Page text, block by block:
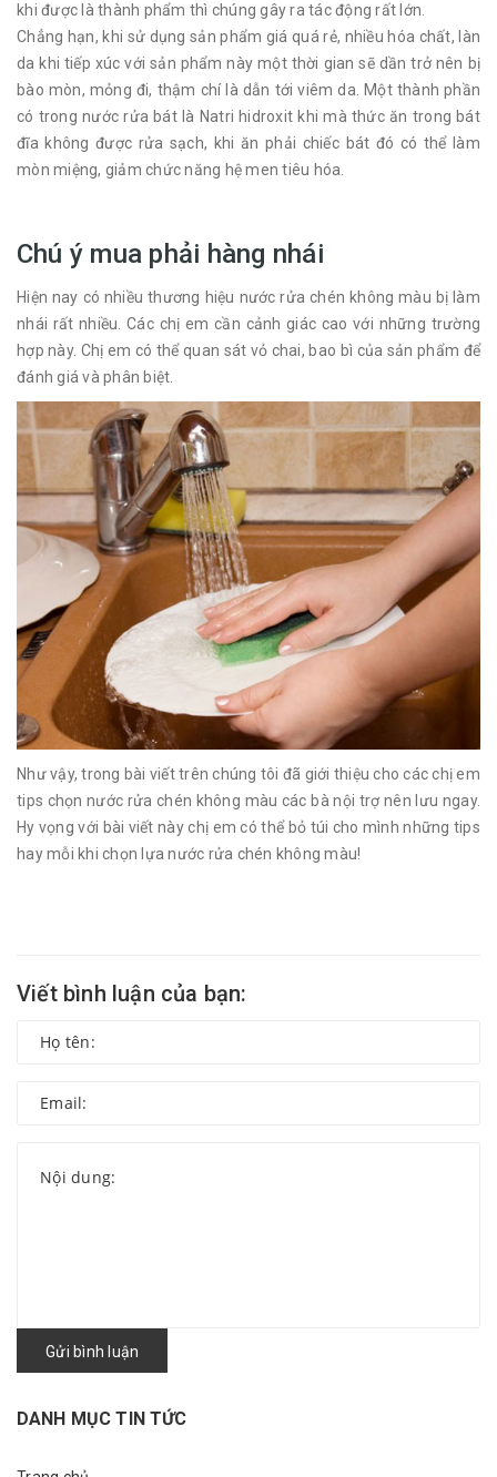
khi được là thành phẩm thì chúng gây ra tác động rất lớn.
Chẳng hạn, khi sử dụng sản phẩm giá quá rẻ, nhiều hóa chất, làn
da khi tiếp xúc với sản phẩm này một thời gian sẽ dần trở nên bị
bào mòn, mỏng đi, thậm chí là dẫn tới viêm da. Một thành phần
có trong nước rửa bát là Natri hidroxit khi mà thức ăn trong bát
đĩa không được rửa sạch, khi ăn phải chiếc bát đó có thể làm
mòn miệng, giảm chức năng hệ men tiêu hóa.
Chú ý mua phải hàng nhái
Hiện nay có nhiều thương hiệu nước rửa chén không màu bị làm
nhái rất nhiều. Các chị em cần cảnh giác cao với những trường
hợp này. Chị em có thể quan sát vỏ chai, bao bì của sản phẩm để
đánh giá và phân biệt.
Như vậy, trong bài viết trên chúng tôi đã giới thiệu cho các chị em
tips chọn nước rửa chén không màu các bà nội trợ nên lưu ngay.
Hy vọng với bài viết này chị em có thể bỏ túi cho mình những tips
hay mỗi khi chọn lựa nước rửa chén không màu!
Viết bình luận của bạn:
Gửi bình luận
DANH MỤC TIN TỨC